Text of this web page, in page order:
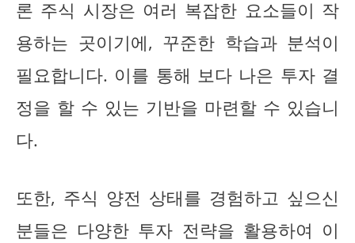
론 주식 시장은 여러 복잡한 요소들이 작
용하는 곳이기에, 꾸준한 학습과 분석이
필요합니다. 이를 통해 보다 나은 투자 결
정을 할 수 있는 기반을 마련할 수 있습니
다.
또한, 주식 양전 상태를 경험하고 싶으신
분들은 다양한 투자 전략을 활용하여 이